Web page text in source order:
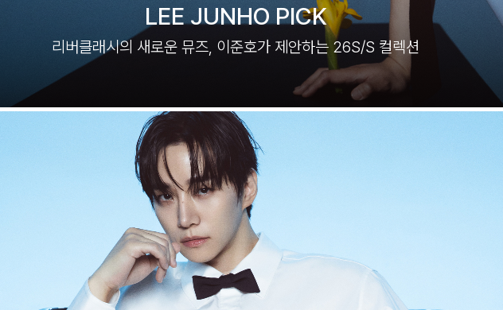
LEE JUNHO PICK
리버클래시의 새로운 뮤즈, 이준호가 제안하는 26S/S 컬렉션